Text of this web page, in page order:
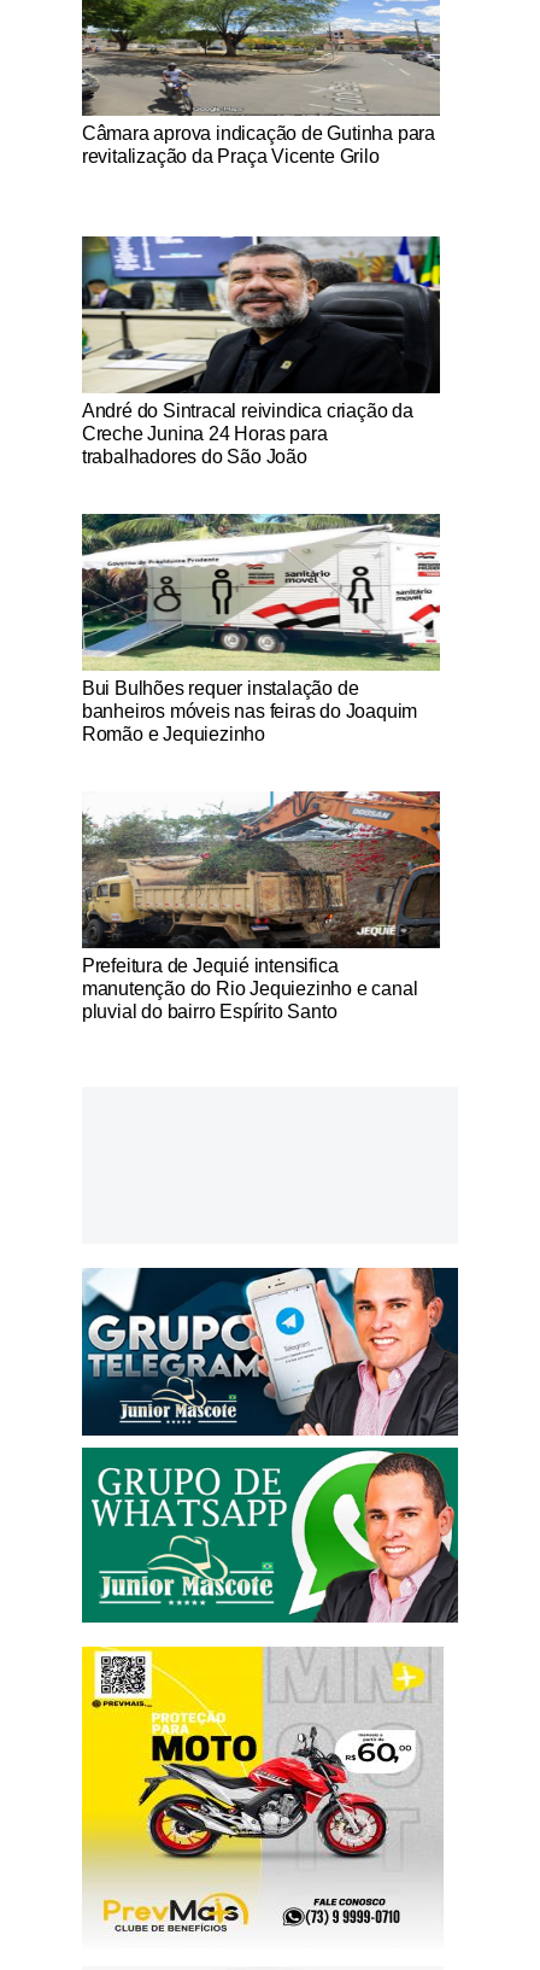
Notícias Católicas
Câmara aprova indicação de Gutinha para
revitalização da Praça Vicente Grilo
Notícias Católicas
André do Sintracal reivindica criação da
Creche Junina 24 Horas para
trabalhadores do São João
Notícias Católicas
Bui Bulhões requer instalação de
banheiros móveis nas feiras do Joaquim
Romão e Jequiezinho
Notícias Católicas
Prefeitura de Jequié intensifica
manutenção do Rio Jequiezinho e canal
pluvial do bairro Espírito Santo